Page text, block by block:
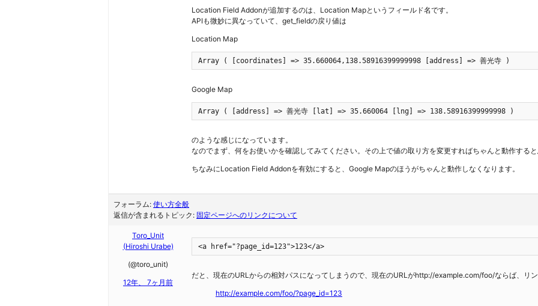
Location Field Addonが追加するのは、Location Mapというフィールド名です。
APIも微妙に異なっていて、get_fieldの戻り値は
Location Map
Array ( [coordinates] => 35.660064,138.58916399999998 [address] => 善光寺 )
Google Map
Array ( [address] => 善光寺 [lat] => 35.660064 [lng] => 138.58916399999998 )
のような感じになっています。
なのでまず、何をお使いかを確認してみてください。その上で値の取り方を変更すればちゃんと動作する
ちなみにLocation Field Addonを有効にすると、Google Mapのほうがちゃんと動作しなくなります。
フォーラム: 使い方全般
返信が含まれるトピック: 固定ページへのリンクについて
Toro_Unit
(Hiroshi Urabe)
(@toro_unit)
12年、 7ヶ月前
<a href="?page_id=123">123</a>
だと、現在のURLからの相対パスになってしまうので、現在のURLがhttp://example.com/foo/ならば、リ
http://example.com/foo/?page_id=123